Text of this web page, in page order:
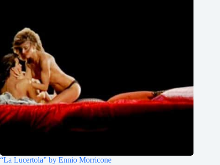
“La Lucertola” by Ennio Morricone